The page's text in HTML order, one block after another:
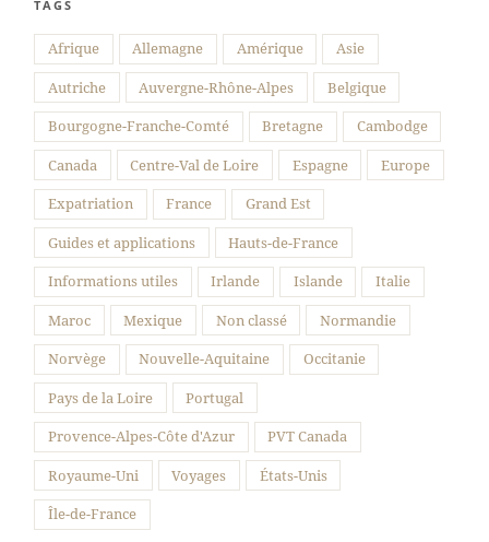
Suivre sur Instagram
TAGS
Afrique Allemagne Amérique Asie
Autriche Auvergne-Rhône-Alpes Belgique
Bourgogne-Franche-Comté Bretagne Cambodge
Canada Centre-Val de Loire Espagne Europe
Expatriation France Grand Est
Guides et applications Hauts-de-France
Informations utiles Irlande Islande Italie
Maroc Mexique Non classé Normandie
Norvège Nouvelle-Aquitaine Occitanie
Pays de la Loire Portugal
Provence-Alpes-Côte d'Azur PVT Canada
Royaume-Uni Voyages États-Unis
Île-de-France